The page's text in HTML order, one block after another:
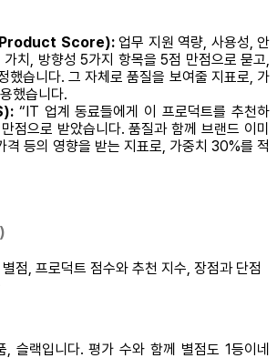
(Product Score):업무 지원 역량, 사용성, 안
치, 방향성 5가지 항목을 5점 만점으로 묻고,
했습니다. 그 자체로 품질을 보여줄 지표로, 가
했습니다.
“IT 업계 동료들에게 이 프로덕트를 추천하
점으로 받았습니다. 품질과 함께 브랜드 이미
격 등의 영향을 받는 지표로, 가중치 30%를 적
슬랙입니다. 평가 수와 함께 별점도 1등이네